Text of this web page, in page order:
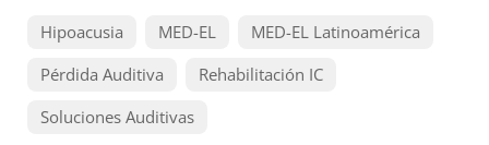
Hipoacusia MED-EL
MED-EL Latinoamérica
Pérdida Auditiva
Rehabilitación IC
Soluciones Auditivas